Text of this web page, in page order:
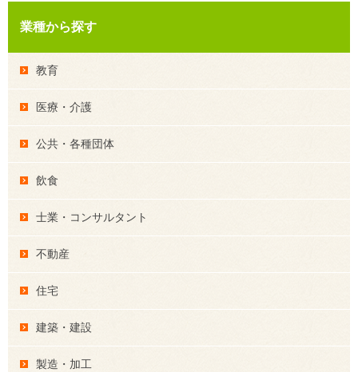
業種から探す
教育
医療・介護
公共・各種団体
飲食
士業・コンサルタント
不動産
住宅
建築・建設
製造・加工